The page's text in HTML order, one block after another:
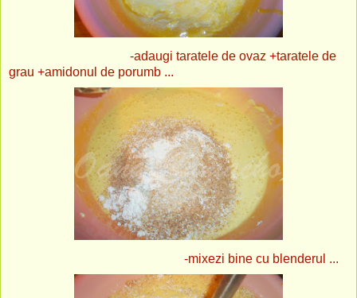
-adaugi taratele de ovaz +taratele de
grau +amidonul de porumb ...
-mixezi bine cu blenderul ...